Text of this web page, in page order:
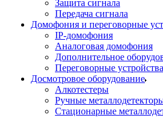
Защита сигнала
Передача сигнала
Домофония и переговорные
IP-домофония
Аналоговая домофония
Дополнительное
Переговорные устройства
Досмотровое оборудование
Алкотестеры
Ручные
Стационарные